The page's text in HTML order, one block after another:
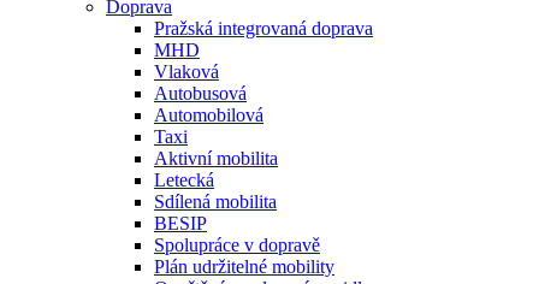
Doprava
Pražská integrovaná doprava
MHD
Vlaková
Autobusová
Automobilová
Taxi
Aktivní mobilita
Letecká
Sdílená mobilita
BESIP
Spolupráce v dopravě
Plán udržitelné mobility